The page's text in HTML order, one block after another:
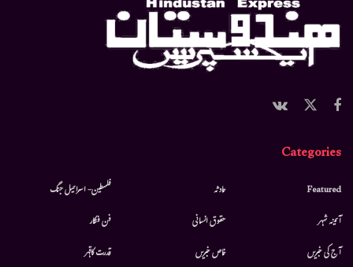
Categories
Featured
آئینہ شہر
آج کی خبریں
حادثہ
حقوق انسانی
خاص خبریں
فلسطین- اسرائیل جنگ
فن فنکار
قدرت کاقہر